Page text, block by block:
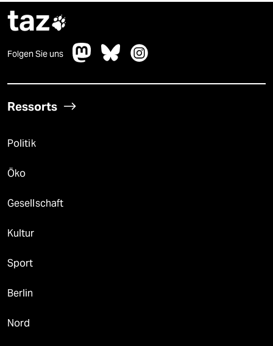
taz
Folgen Sie uns
Ressorts
Politik
Öko
Gesellschaft
Kultur
Sport
Berlin
Nord